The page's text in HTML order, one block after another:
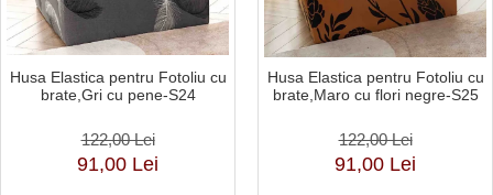
Husa Elastica pentru Fotoliu cu
brate,Gri cu pene-S24
122,00 Lei
91,00 Lei
Husa Elastica pentru Fotoliu cu
brate,Maro cu flori negre-S25
122,00 Lei
91,00 Lei